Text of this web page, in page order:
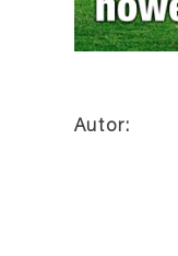
Autor: